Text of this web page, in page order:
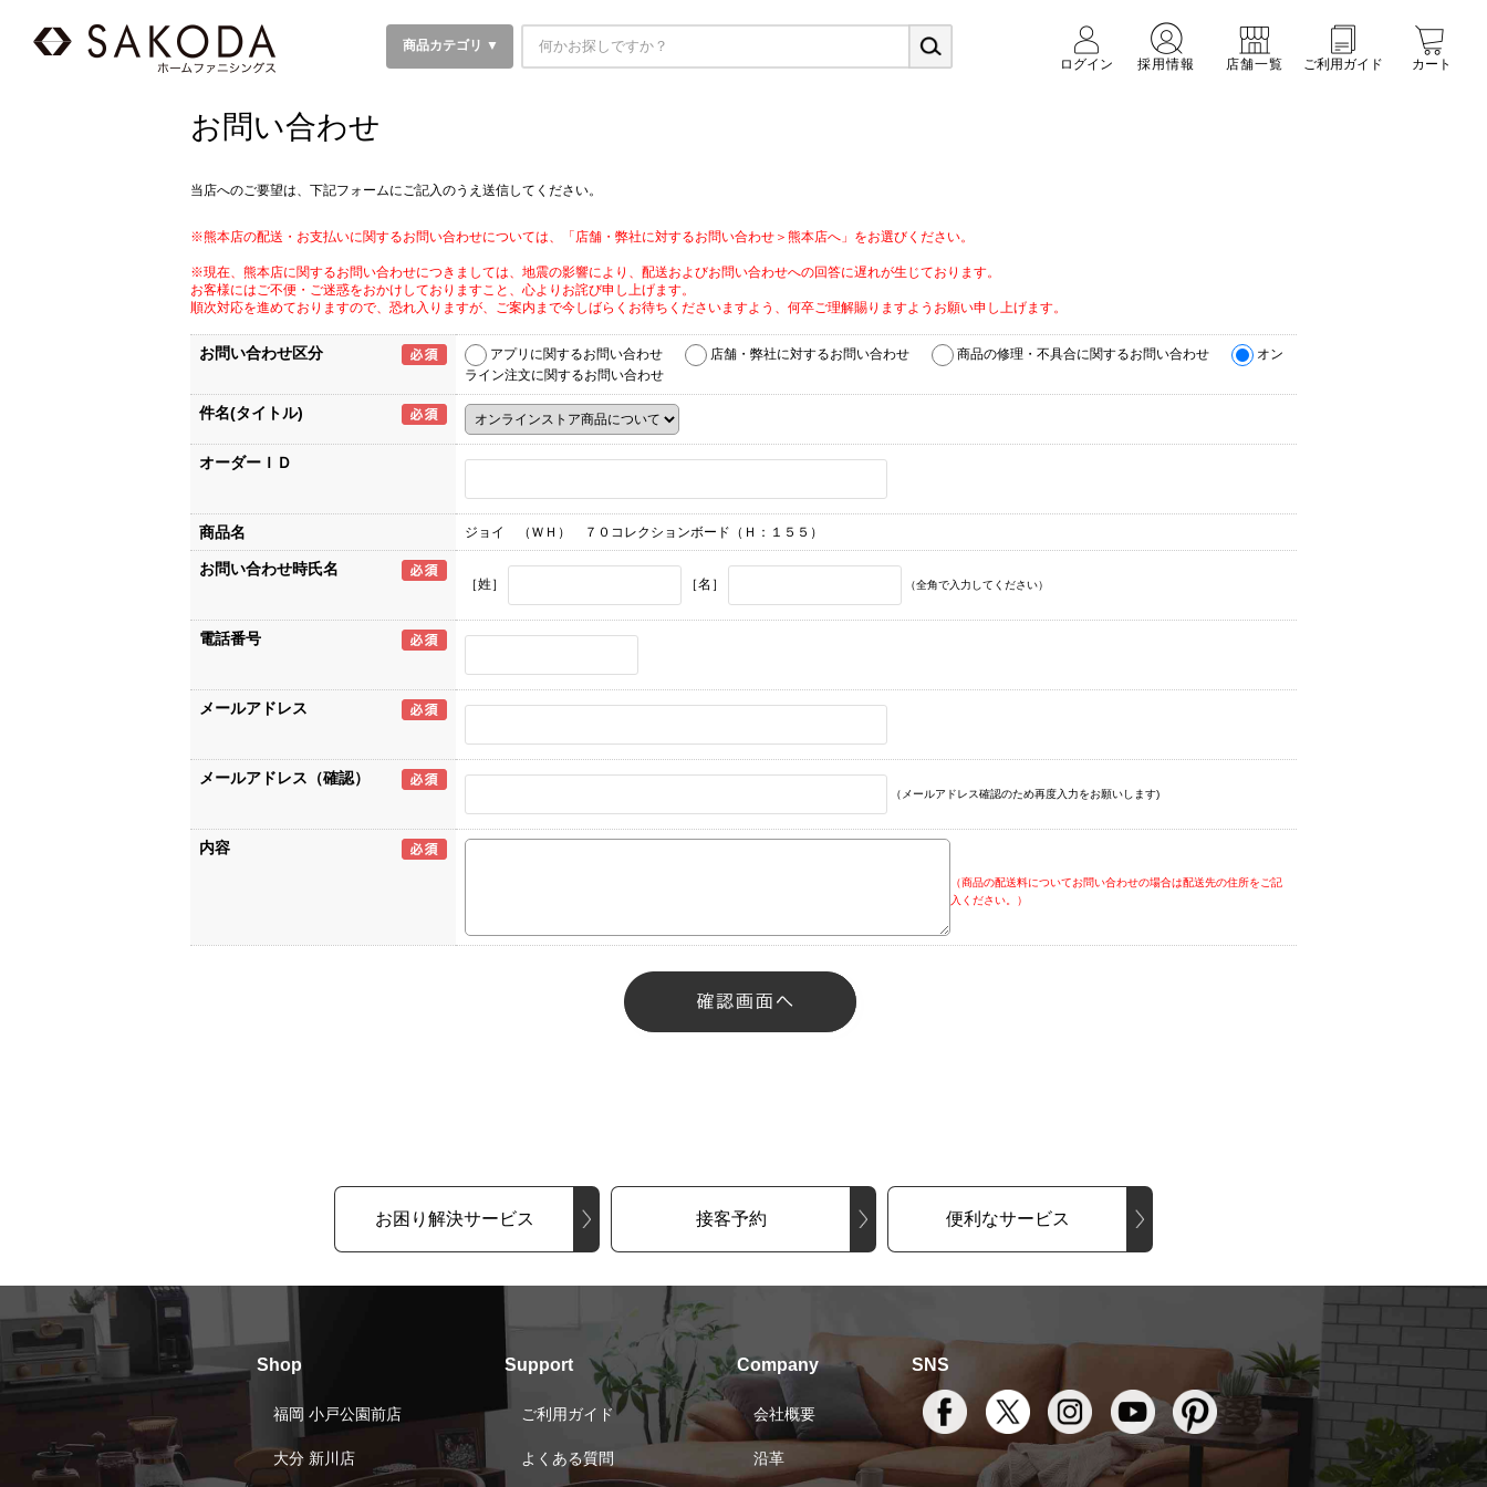
商品カテゴリ ▼
ログイン
採用情報 店舗一覧 ご利用ガイド カート
お問い合わせ
当店へのご要望は、下記フォームにご記入のうえ送信してください。
※熊本店の配送・お支払いに関するお問い合わせについては、「店舗・弊社に対するお問い合わせ＞熊本店へ」をお選びください。
※現在、熊本店に関するお問い合わせにつきましては、地震の影響により、配送およびお問い合わせへの回答に遅れが生じております。
お客様にはご不便・ご迷惑をおかけしておりますこと、心よりお詫び申し上げます。
順次対応を進めておりますので、恐れ入りますが、ご案内まで今しばらくお待ちくださいますよう、何卒ご理解賜りますようお願い申し上げます。
お問い合わせ区分 アプリに関するお問い合わせ 店舗・弊社に対するお問い合わせ 商品の修理・不具合に関するお問い合わせ
オン
ライン注文に関するお問い合わせ
件名(タイトル)
オーダーＩＤ
商品名 ジョイ （ＷＨ） ７０コレクションボード（Ｈ：１５５）
お問い合わせ時氏名
［姓］ ［名］ （全角で入力してください）
電話番号
メールアドレス
メールアドレス（確認）
（メールアドレス確認のため再度入力をお願いします)
内容
（商品の配送料についてお問い合わせの場合は配送先の住所をご記
入ください。）
お困り解決サービス 接客予約 便利なサービス
Shop
福岡 小戸公園前店
大分 新川店
Support
ご利用ガイド
よくある質問
Company
会社概要
沿革
SNS